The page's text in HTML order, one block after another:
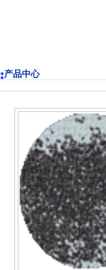
产品中心